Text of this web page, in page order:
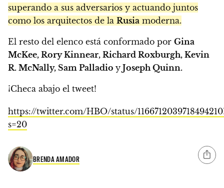
superando a sus adversarios y actuando juntos
como los arquitectos de la Rusia moderna.
El resto del elenco está conformado por Gina
McKee, Rory Kinnear, Richard Roxburgh, Kevin
R. McNally, Sam Palladio y Joseph Quinn.
¡Checa abajo el tweet!
https://twitter.com/HBO/status/
s=20
BRENDA AMADOR